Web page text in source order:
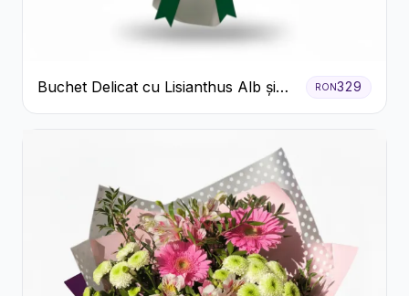
Buchet Delicat cu Lisianthus Alb și
Roz
RON329